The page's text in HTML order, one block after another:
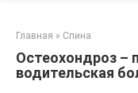
Главная » Спина
Остеохондроз –
водительская